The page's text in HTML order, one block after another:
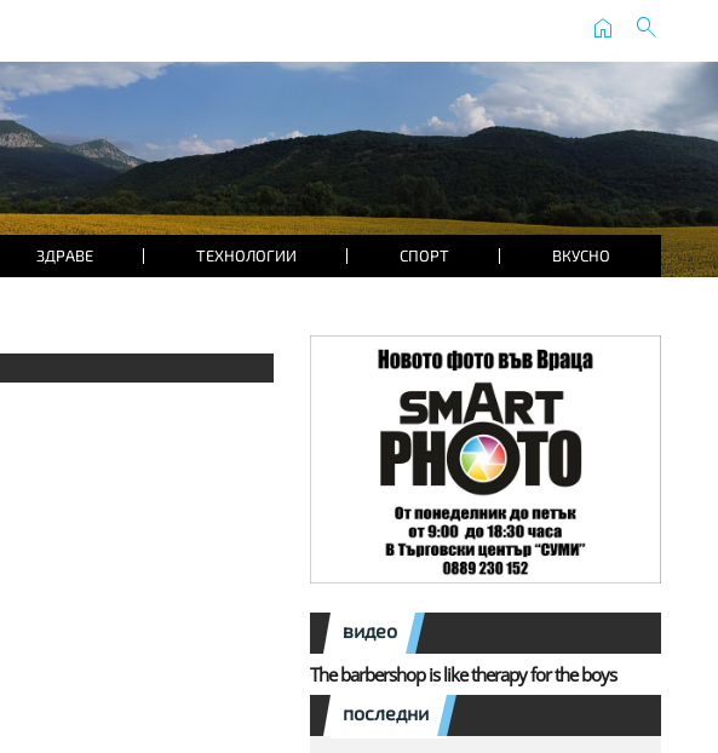
home search
ЗДРАВЕ ТЕХНОЛОГИИ СПОРТ ВКУСНО
видео
The barbershop is like therapy for the boys
последни